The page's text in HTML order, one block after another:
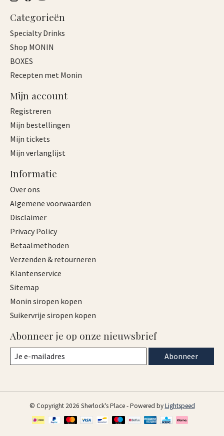
Categorieën
Specialty Drinks
Shop MONIN
BOXES
Recepten met Monin
Mijn account
Registreren
Mijn bestellingen
Mijn tickets
Mijn verlanglijst
Informatie
Over ons
Algemene voorwaarden
Disclaimer
Privacy Policy
Betaalmethoden
Verzenden & retourneren
Klantenservice
Sitemap
Monin siropen kopen
Suikervrije siropen kopen
Abonneer je op onze nieuwsbrief
Abonneer
© Copyright 2026 Sherlock's Place - Powered byLightspeed